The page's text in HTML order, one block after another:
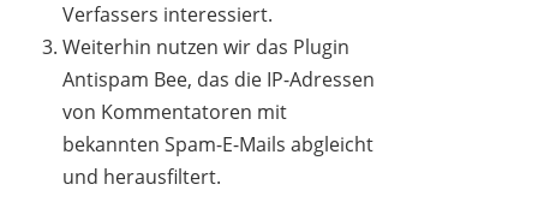
Verfassers interessiert.
Weiterhin nutzen wir das Plugin
Antispam Bee, das die IP-Adressen
von Kommentatoren mit
bekannten Spam-E-Mails abgleicht
und herausfiltert.